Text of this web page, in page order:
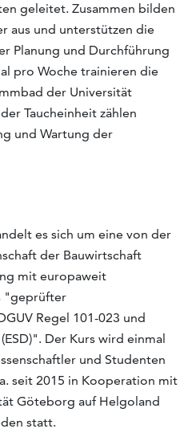
geleitet. Zusammen bilden
aus und unterstützen die
Planung und Durchführung
pro Woche trainieren die
der Universität
Taucheinheit zählen
und Wartung der
es sich um eine von der
der Bauwirtschaft
mit europaweit
"geprüfter
Regel 101-023 und
Der Kurs wird einmal
und Studenten
seit 2015 in Kooperation mit
Göteborg auf Helgoland
statt.